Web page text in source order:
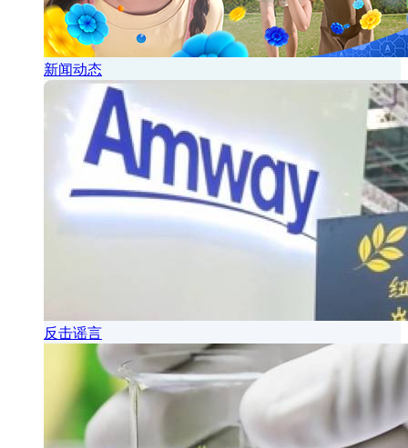
新闻动态
反击谣言